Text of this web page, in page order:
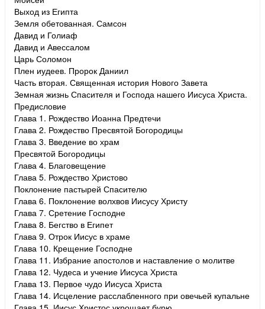
Выход из Египта
Земля обетованная. Самсон
Давид и Голиаф
Давид и Авессалом
Царь Соломон
Плен иудеев. Пророк Даниил
Часть вторая. Священная история Нового Завета
Земная жизнь Спасителя и Господа нашего Иисуса Христа.
Предисловие
Глава 1. Рождество Иоанна Предтечи
Глава 2. Рождество Пресвятой Богородицы
Глава 3. Введение во храм
Пресвятой Богородицы
Глава 4. Благовещение
Глава 5. Рождество Христово
Поклонение пастырей Спасителю
Глава 6. Поклонение волхвов Иисусу Христу
Глава 7. Сретение Господне
Глава 8. Бегство в Египет
Глава 9. Отрок Иисус в храме
Глава 10. Крещение Господне
Глава 11. Избрание апостолов и наставление о молитве
Глава 12. Чудеса и учение Иисуса Христа
Глава 13. Первое чудо Иисуса Христа
Глава 14. Исцеление расслабленного при овечьей купальне